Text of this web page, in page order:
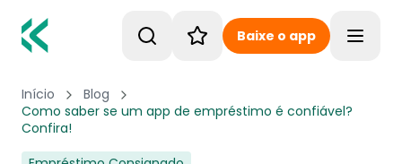
Baixe o app
Início
Blog
Como saber se um app de empréstimo é confiável?
Confira!